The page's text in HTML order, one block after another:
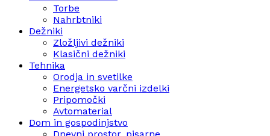
Torbe
Nahrbtniki
Dežniki
Zložljivi dežniki
Klasični dežniki
Tehnika
Orodja in svetilke
Energetsko varčni izdelki
Pripomočki
Avtomaterial
Dom in gospodinjstvo